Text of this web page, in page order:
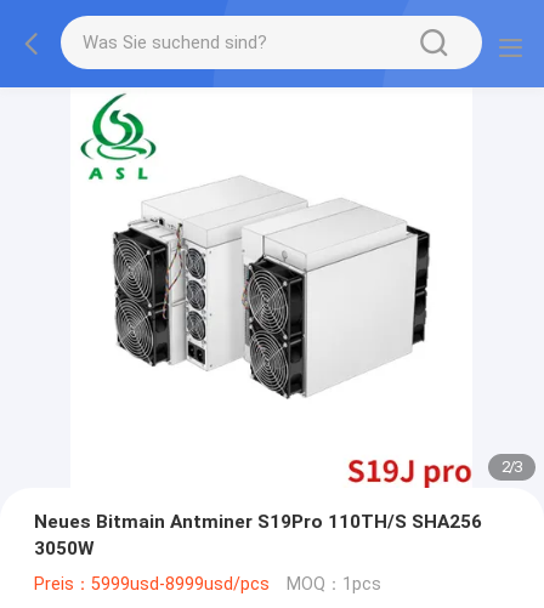
2/3
Neues Bitmain Antminer S19Pro 110TH/S SHA256
3050W
Preis：5999usd-8999usd/pcs MOQ：1pcs